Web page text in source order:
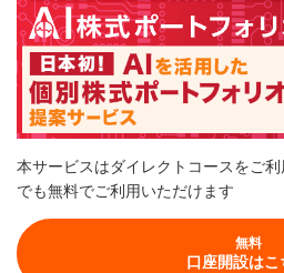
本サービスはダイレクトコースをご
でも無料でご利用いただけます
無料
口座開設はこ